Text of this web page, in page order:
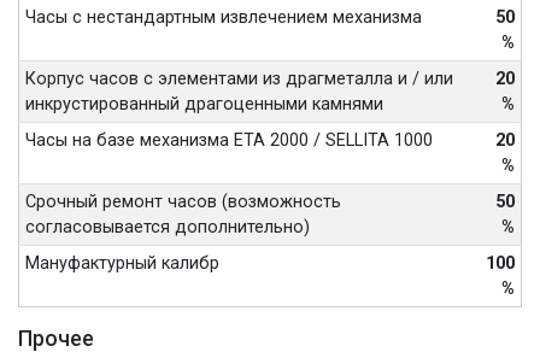
Часы с нестандартным извлечением механизма
50
%
Корпус часов с элементами из драгметалла и / или
инкрустированный драгоценными камнями
20
%
Часы на базе механизма ETA 2000 / SELLITA 1000
20
%
Срочный ремонт часов (возможность
согласовывается дополнительно)
50
%
Мануфактурный калибр
100
%
Прочее